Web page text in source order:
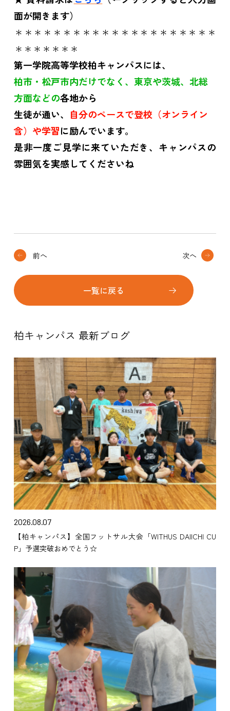
面が開きます）
＊＊＊＊＊＊＊＊＊＊＊＊＊＊＊＊＊＊＊＊＊
＊＊＊＊＊＊＊
第一学院高等学校柏キャンパスには、
柏市・松戸市内だけでなく、東京や茨城、北総
方面などの各地から
生徒が通い、 自分のペースで登校（オンライン
含）や学習に励んでいます。
是非一度ご見学に来ていただき、キャンパスの
雰囲気を実感してくださいね
前へ
一覧に戻る
次へ
柏キャンパス 最新ブログ
2026.08.07
【柏キャンパス】全国フットサル大会「WITHUS DAIICHI CU
P」予選突破おめでとう☆